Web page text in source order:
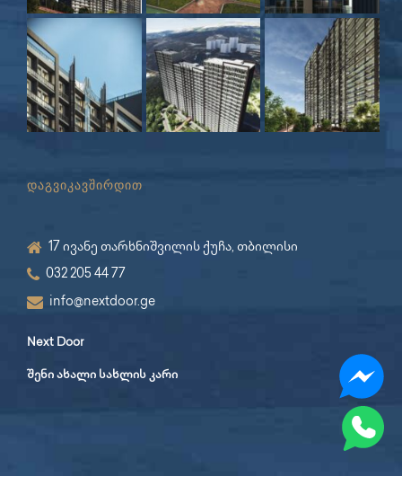
დაგვიკავშირდით
17 ივანე თარხნიშვილის ქუჩა, თბილისი
032 205 44 77
info@nextdoor.ge
Next Door
შენი ახალი სახლის კარი